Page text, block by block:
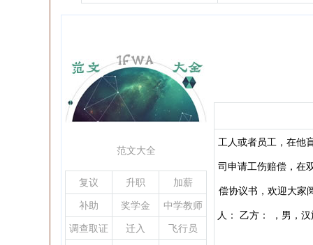
范文大全
复议 升职 加薪
补助 奖学金 中学教师
调查取证 迁入 飞行员
工人或者员工，在他
司申请工伤赔偿，在
偿协议书，欢迎大家
人： 乙方： ，男，